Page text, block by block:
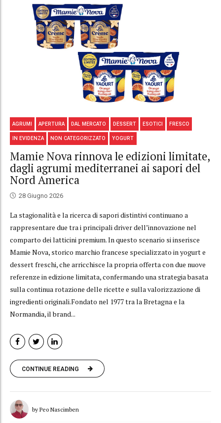
AGRUMI APERTURA DAL MERCATO DESSERT ESOTICI FRESCO
IN EVIDENZA NON CATEGORIZZATO YOGURT
Mamie Nova rinnova le edizioni limitate,
dagli agrumi mediterranei ai sapori del
Nord America
28 Giugno 2026
La stagionalità e la ricerca di sapori distintivi continuano a
rappresentare due tra i principali driver dell’innovazione nel
comparto dei latticini premium. In questo scenario si inserisce
Mamie Nova, storico marchio francese specializzato in yogurt e
dessert freschi, che arricchisce la propria offerta con due nuove
referenze in edizione limitata, confermando una strategia basata
sulla continua rotazione delle ricette e sulla valorizzazione di
ingredienti originali.Fondato nel 1977 tra la Bretagna e la
Normandia, il brand...
CONTINUE READING
by Peo Nascimben